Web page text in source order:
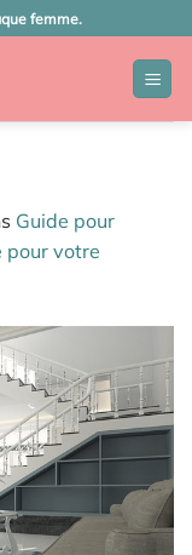
femme.
Guide pour
pour votre